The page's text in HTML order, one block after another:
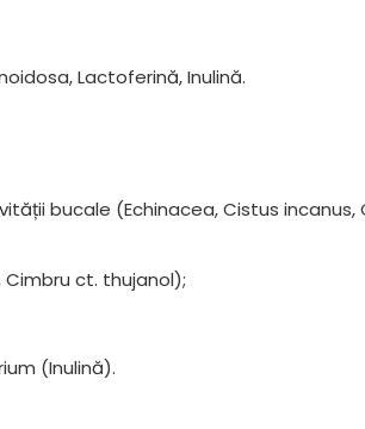
Lactoferină, Inulină.
bucale (Echinacea, Cistus incanus,
ct. thujanol);
(Inulină).